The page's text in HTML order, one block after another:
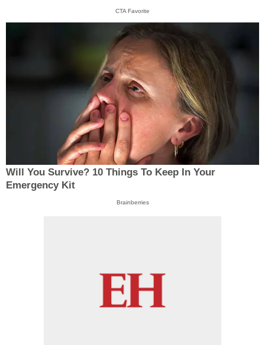
CTA Favorite
Will You Survive? 10 Things To Keep In Your
Emergency Kit
Brainberries